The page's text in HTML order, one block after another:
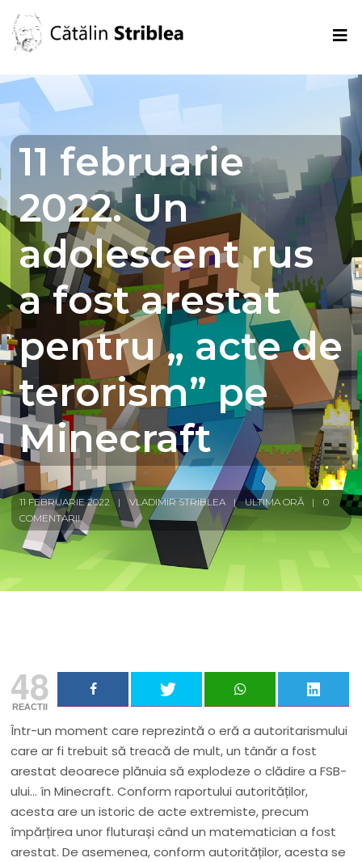
11 februarie
2022. Un
adolescent rus
a fost arestat
pentru „ acte de
terorism” pe
Minecraft
11 FEBRUARIE 2022 VLADIMIR STRIBLEA ULTIMA ORĂ
0
COMENTARII
48
REACTII
Într-un moment care reprezintă o eră a autoritarismului
care ar fi trebuit să treacă de mult, un tânăr a fost
arestat deoarece plănuia să explodeze o clădire a FSB-
ului… în Minecraft. Conform raportului autorităților,
acesta are un istoric de acte extremiste, precum
împărțirea unor fluturași când un matematician a fost
arestat. De asemenea, conform autorităților, acesta se